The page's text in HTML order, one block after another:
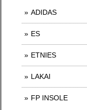
ADIDAS
ES
ETNIES
LAKAI
FP INSOLE